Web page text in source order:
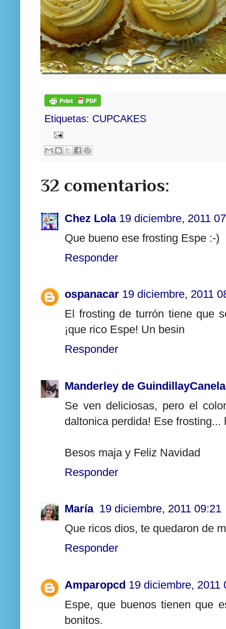
Etiquetas: CUPCAKES
32 comentarios:
Chez Lola 19 diciembre, 2011
Que bueno ese frosting Espe :-)
Responder
ospanacar 19 diciembre, 2011
El frosting de turrón tiene que
¡que rico Espe! Un besin
Responder
Manderley de GuindillayCanela
Se ven deliciosas, pero el
daltonica perdida! Ese frosting...
Besos maja y Feliz Navidad
Responder
María 19 diciembre, 2011 09:21
Que ricos dios, te quedaron de
Responder
Amparopcd 19 diciembre, 2011
Espe, que buenos tienen que
bonitos.